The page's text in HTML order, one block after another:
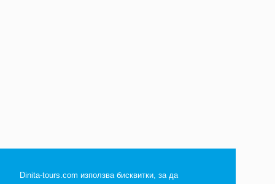
Dinita-tours.com използва бисквитки, за да